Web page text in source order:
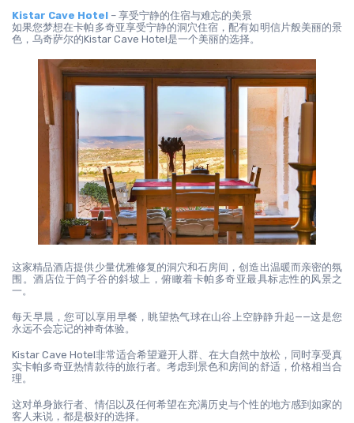
Kistar Cave Hotel – 享受宁静的住宿与难忘的美景
如果您梦想在卡帕多奇亚享受宁静的洞穴住宿，配有如明信片般美丽的景
色，乌奇萨尔的Kistar Cave Hotel是一个美丽的选择。
这家精品酒店提供少量优雅修复的洞穴和石房间，创造出温暖而亲密的氛
围。酒店位于鸽子谷的斜坡上，俯瞰着卡帕多奇亚最具标志性的风景之
一。
每天早晨，您可以享用早餐，眺望热气球在山谷上空静静升起——这是您
永远不会忘记的神奇体验。
Kistar Cave Hotel非常适合希望避开人群、在大自然中放松，同时享受真
实卡帕多奇亚热情款待的旅行者。考虑到景色和房间的舒适，价格相当合
理。
这对单身旅行者、情侣以及任何希望在充满历史与个性的地方感到如家的
客人来说，都是极好的选择。